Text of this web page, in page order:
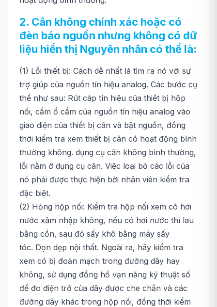
2. Cân không chính xác hoặc có
đèn báo nguồn nhưng không có dữ
liệu hiển thị Nguyên nhân có thể là:
(1) Lỗi thiết bị: Cách dễ nhất là tìm ra nó với sự
trợ giúp của nguồn tín hiệu analog. Các bước cụ
thể như sau: Rút cáp tín hiệu của thiết bị hộp
nối, cắm ổ cắm của nguồn tín hiệu analog vào
giao diện của thiết bị cân và bật nguồn, đồng
thời kiểm tra xem thiết bị cân có hoạt động bình
thường không. dụng cụ cân không bình thường,
lỗi nằm ở dụng cụ cân. Việc loại bỏ các lỗi của
nó phải được thực hiện bởi nhân viên kiểm tra
đặc biệt.
(2) Hỏng hộp nối: Kiểm tra hộp nối xem có hơi
nước xâm nhập không, nếu có hơi nước thì lau
bằng cồn, sau đó sấy khô bằng máy sấy
tóc. Dọn dẹp nội thất. Ngoài ra, hãy kiểm tra
xem có bị đoản mạch trong đường dây hay
không, sử dụng đồng hồ vạn năng kỹ thuật số
để đo điện trở của dây được che chắn và các
đường dây khác trong hộp nối, đồng thời kiểm